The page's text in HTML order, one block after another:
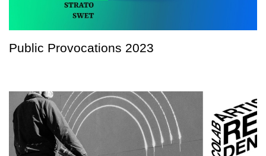
Public Provocations 2023